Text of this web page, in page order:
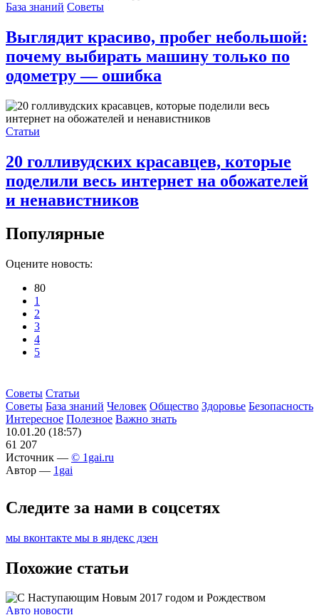
База знаний Советы
Выглядит красиво, пробег небольшой:
почему выбирать машину только по
одометру — ошибка
Статьи
20 голливудских красавцев, которые
поделили весь интернет на обожателей
и ненавистников
Популярные
Оцените новость:
80
1
2
3
4
5
Советы Статьи
Советы База знаний Человек Общество Здоровье Безопасность
Интересное Полезное Важно знать
10.01.20 (18:57)
61 207
Источник — © 1gai.ru
Автор — 1gai
Следите за нами в соцсетях
мы вконтакте мы в яндекс дзен
Похожие статьи
Авто новости